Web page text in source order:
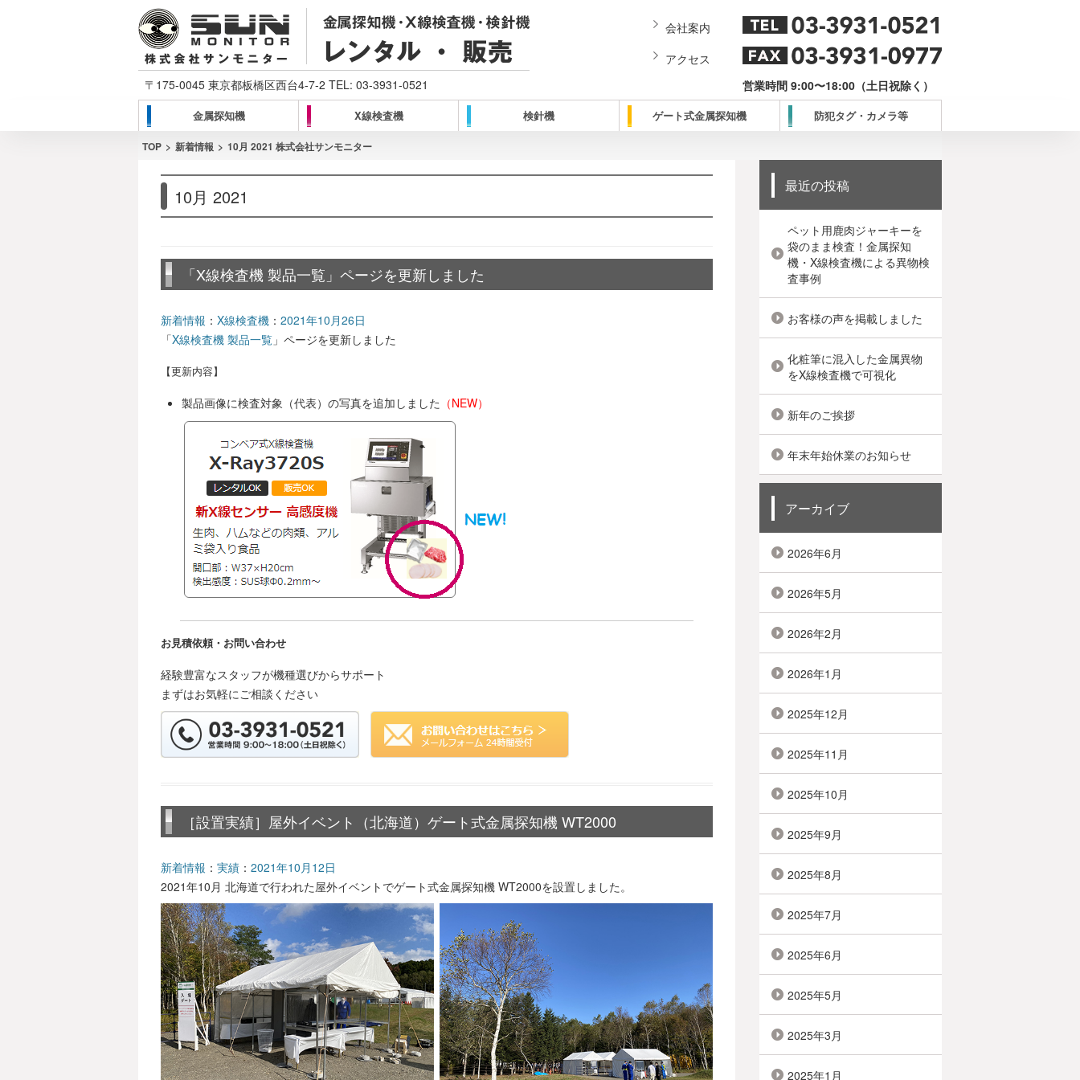
〒175-0045 東京都板橋区西台4-7-2 TEL: 03-3931-0521 営業時間 9:00〜18:00（土日祝除く）
会社案内
アクセス
金属探知機 X線検査機 検針機 ゲート式金属探知機 防犯タグ・カメラ等
TOP 新着情報 10月 2021 株式会社サンモニター
10月 2021
「X線検査機 製品一覧」ページを更新しました
新着情報 ： X線検査機 ： 2021年10月26日
「X線検査機 製品一覧 」ページを更新しました
【更新内容】
製品画像に検査対象（代表）の写真を追加しました （NEW）
お見積依頼・お問い合わせ
経験豊富なスタッフが機種選びからサポート
まずはお気軽にご相談ください
［設置実績］屋外イベント（北海道）ゲート式金属探知機 WT2000
新着情報 ： 実績 ： 2021年10月12日
2021年10月 北海道で行われた屋外イベントでゲート式金属探知機 WT2000を設置しました。
最近の投稿
ペット用鹿肉ジャーキーを
袋のまま検査！金属探知
機・X線検査機による異物検
査事例
お客様の声を掲載しました
化粧筆に混入した金属異物
をX線検査機で可視化
新年のご挨拶
年末年始休業のお知らせ
アーカイブ
2026年6月
2026年5月
2026年2月
2026年1月
2025年12月
2025年11月
2025年10月
2025年9月
2025年8月
2025年7月
2025年6月
2025年5月
2025年3月
2025年1月